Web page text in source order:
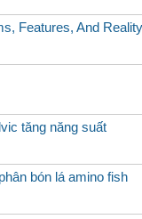
Features, And
tăng năng suất
bón lá amino fish